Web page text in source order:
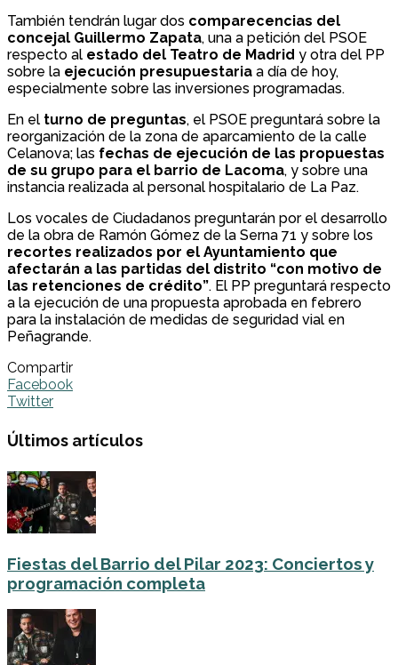
También tendrán lugar dos comparecencias del
concejal Guillermo Zapata, una a petición del PSOE
respecto al estado del Teatro de Madrid y otra del PP
sobre la ejecución presupuestaria a día de hoy,
especialmente sobre las inversiones programadas.
En el turno de preguntas, el PSOE preguntará sobre la
reorganización de la zona de aparcamiento de la calle
Celanova; las fechas de ejecución de las propuestas
de su grupo para el barrio de Lacoma, y sobre una
instancia realizada al personal hospitalario de La Paz.
Los vocales de Ciudadanos preguntarán por el desarrollo
de la obra de Ramón Gómez de la Serna 71 y sobre los
recortes realizados por el Ayuntamiento que
afectarán a las partidas del distrito “con motivo de
las retenciones de crédito”. El PP preguntará respecto
a la ejecución de una propuesta aprobada en febrero
para la instalación de medidas de seguridad vial en
Peñagrande.
Compartir
Facebook
Twitter
Últimos artículos
Fiestas del Barrio del Pilar 2023: Conciertos y
programación completa